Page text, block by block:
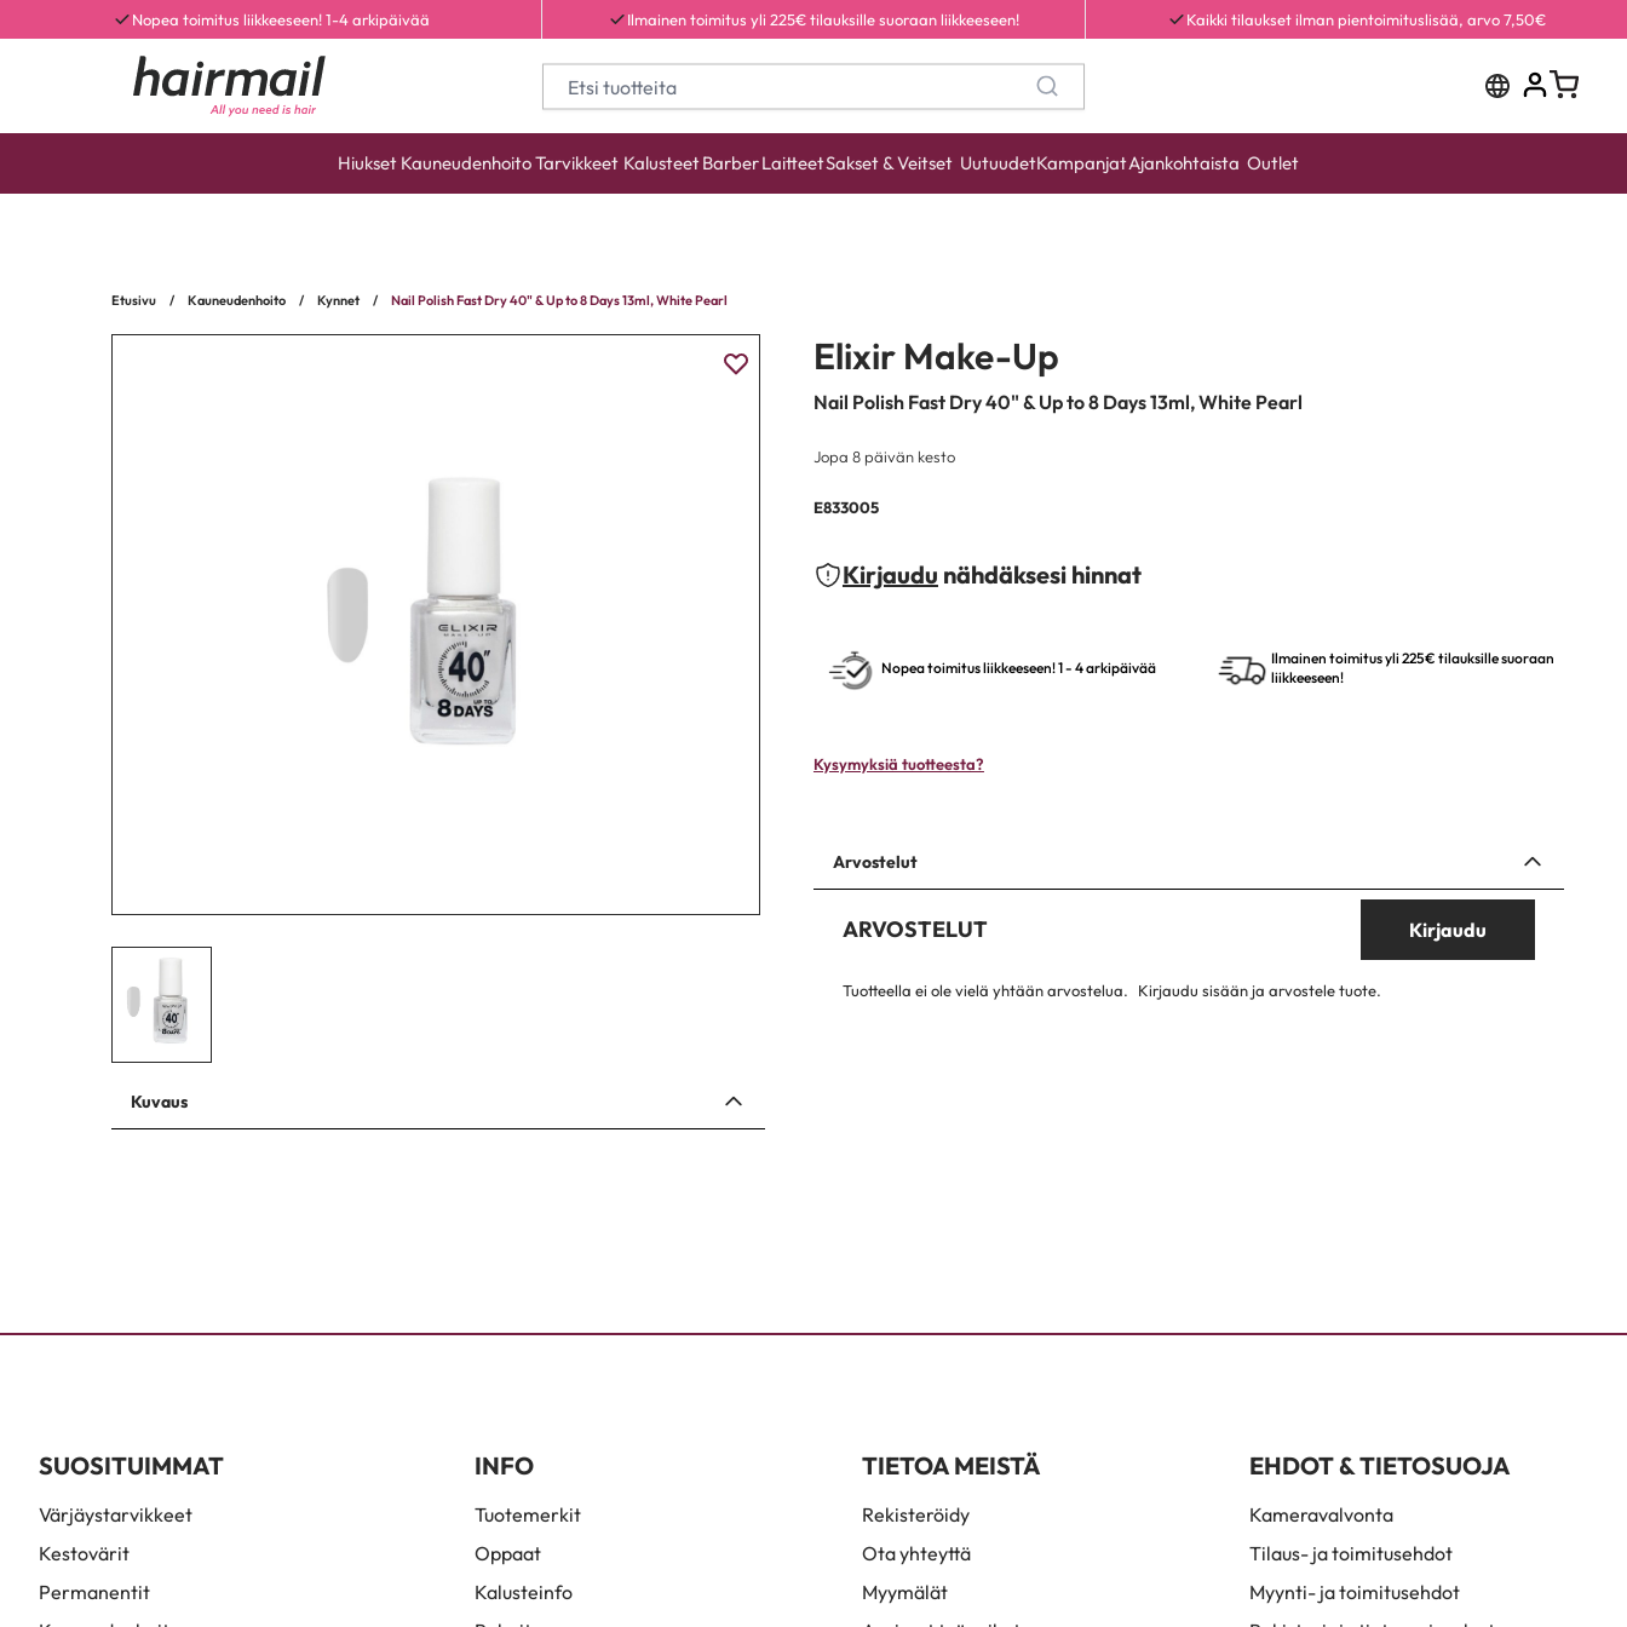
Nopea toimitus liikkeeseen! 1-4 arkipäivää Ilmainen toimitus yli 225€ tilauksille suoraan liikkeeseen! Kaikki tilaukset ilman pientoimituslisää, arvo 7,50€
Hiukset KauneudenhoitoTarvikkeet KalusteetBarberLaitteetSakset & Veitset UutuudetKampanjatAjankohtaista Outlet
Etusivu / Kauneudenhoito / Kynnet / Nail Polish Fast Dry 40" & Up to 8 Days 13ml, White Pearl
Kuvaus
Elixir Make-Up
Nail Polish Fast Dry 40" & Up to 8 Days 13ml, White Pearl
Jopa 8 päivän kesto
E833005
Kirjaudu nähdäksesi hinnat
Nopea toimitus liikkeeseen! 1 - 4 arkipäivää
Ilmainen toimitus yli 225€ tilauksille suoraan
liikkeeseen!
Kysymyksiä tuotteesta?
Arvostelut
ARVOSTELUT Kirjaudu
Tuotteella ei ole vielä yhtään arvostelua. Kirjaudu sisään ja arvostele tuote.
SUOSITUIMMAT
Värjäystarvikkeet
Kestovärit
Permanentit
INFO
Tuotemerkit
Oppaat
Kalusteinfo
TIETOA MEISTÄ
Rekisteröidy
Ota yhteyttä
Myymälät
EHDOT & TIETOSUOJA
Kameravalvonta
Tilaus- ja toimitusehdot
Myynti- ja toimitusehdot